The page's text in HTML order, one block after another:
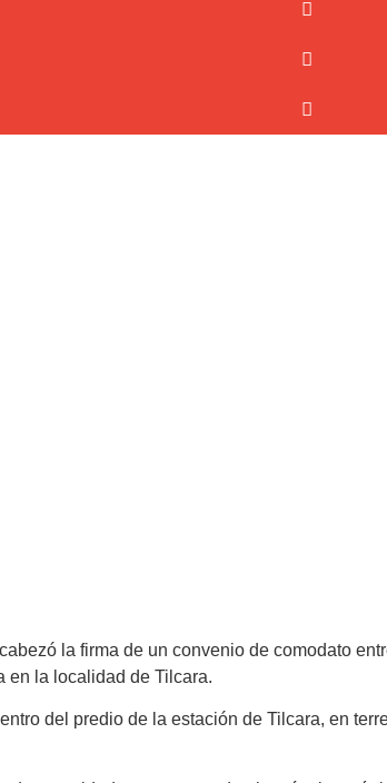
la firma de un convenio de comodato
en la localidad de Tilcara.
del predio de la estación de Tilcara, en